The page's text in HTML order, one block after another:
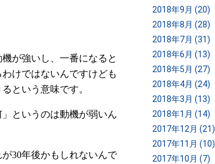
が強いし、一番になると
けではないんですけども
という意味です。
というのは動機が弱いん
30年後かもしれないんで
2018年9月 (20)
2018年8月 (28)
2018年7月 (31)
2018年6月 (13)
2018年5月 (27)
2018年4月 (24)
2018年3月 (13)
2018年1月 (14)
2017年12月 (21)
2017年11月 (10)
2017年10月 (7)